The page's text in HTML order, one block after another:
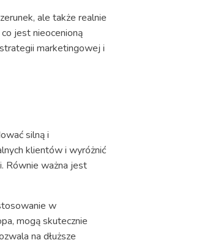
ale także realnie
jest nieocenioną
marketingowej i
silną i
klientów i wyróżnić
Równie ważna jest
w
mogą skutecznie
na dłuższe